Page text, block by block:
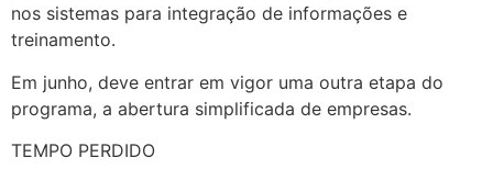
nos sistemas para integração de informações e
treinamento.
Em junho, deve entrar em vigor uma outra etapa do
programa, a abertura simplificada de empresas.
TEMPO PERDIDO